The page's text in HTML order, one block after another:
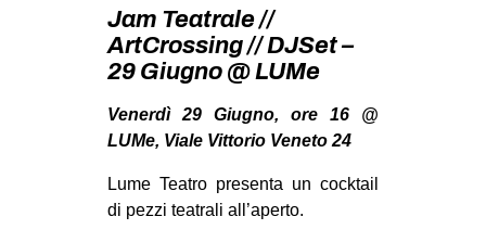
MSM
STUDENTI TSUNAMI
ZAM
MILANO
SPAZI
Jam Teatrale //
ArtCrossing // DJSet –
29 Giugno @ LUMe
Venerdì 29 Giugno, ore 16 @
LUMe, Viale Vittorio Veneto 24
Lume Teatro presenta un cocktail
di pezzi teatrali all’aperto.